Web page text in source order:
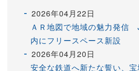
2026年04月22日
ＡＲ地図で地域の魅力発信
内にフリースペース新設
2026年04月20日
安全な鉄道へ新たな誓い、